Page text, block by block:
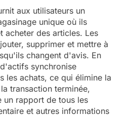
aux utilisateurs un
unique où ils
acheter des articles. Les
supprimer et mettre à
changent d'avis. En
synchronise
les achats, ce qui élimine la
transaction terminée,
un rapport de tous les
et autres informations